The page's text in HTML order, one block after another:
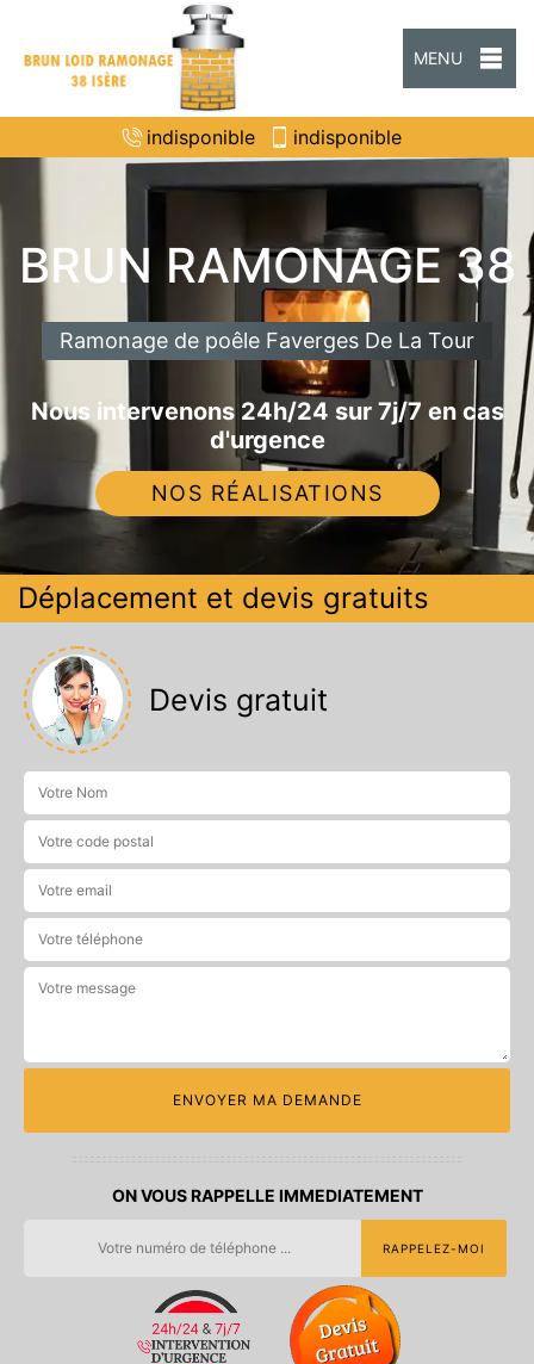
MENU
indisponible indisponible
BRUN RAMONAGE 38
Ramonage de poêle Faverges De La Tour
Nous intervenons 24h/24 sur 7j/7 en cas
d'urgence
NOS RÉALISATIONS
Déplacement et devis gratuits
Devis gratuit
ON VOUS RAPPELLE IMMEDIATEMENT